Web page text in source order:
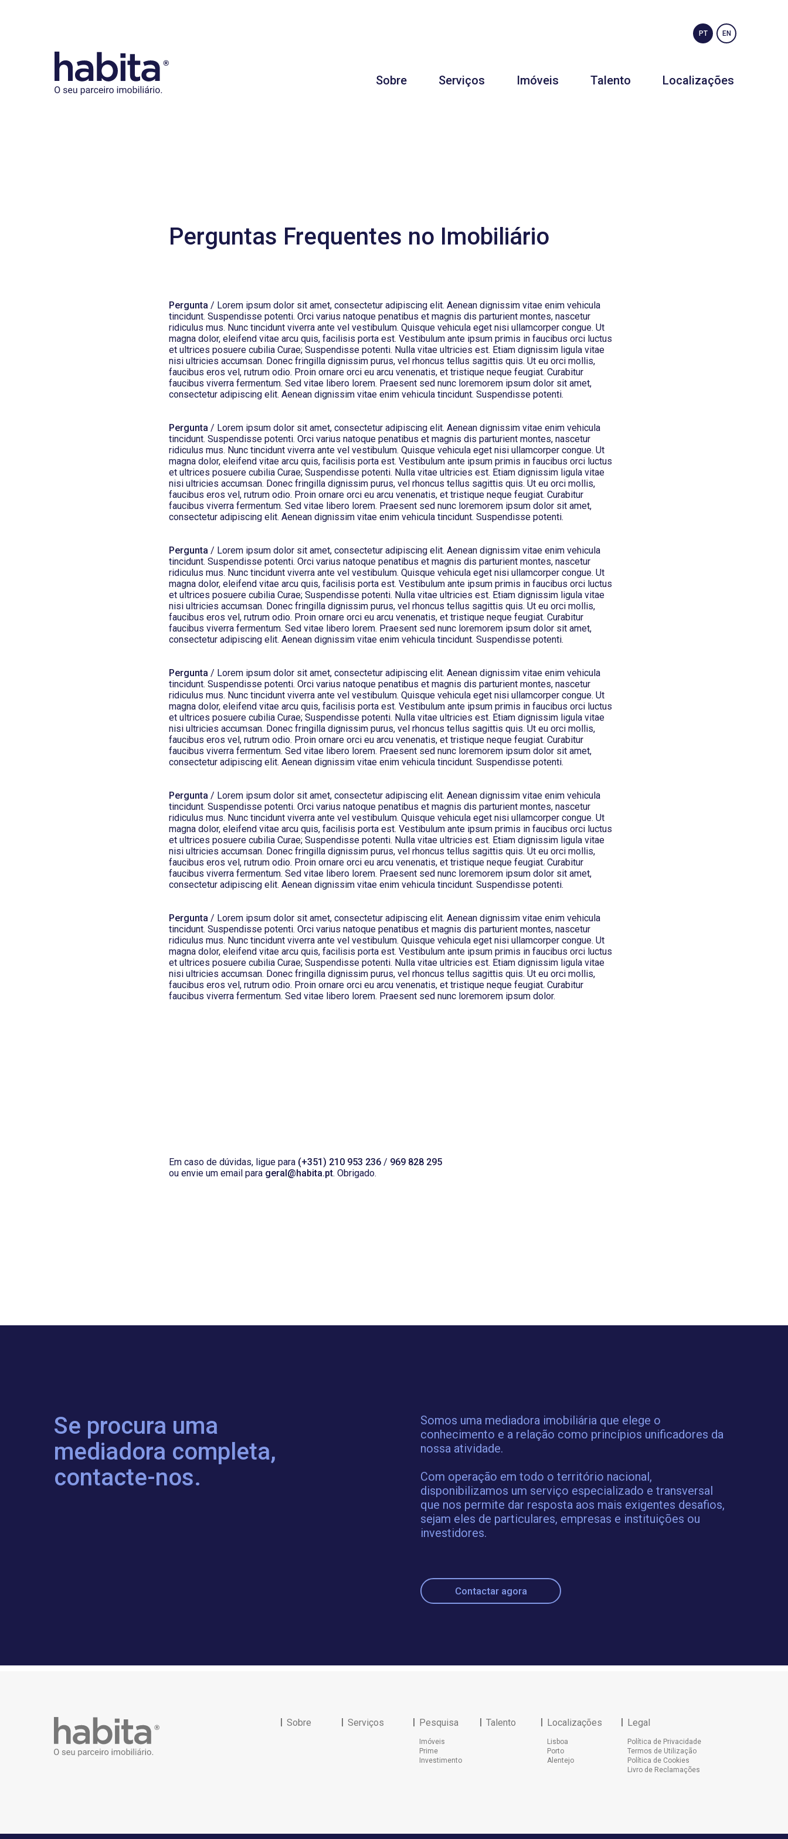
PT EN
Sobre Serviços Imóveis Talento Localizações
Perguntas Frequentes no Imobiliário
Pergunta / Lorem ipsum dolor sit amet, consectetur adipiscing elit. Aenean dignissim vitae enim vehicula
tincidunt. Suspendisse potenti. Orci varius natoque penatibus et magnis dis parturient montes, nascetur
ridiculus mus. Nunc tincidunt viverra ante vel vestibulum. Quisque vehicula eget nisi ullamcorper congue. Ut
magna dolor, eleifend vitae arcu quis, facilisis porta est. Vestibulum ante ipsum primis in faucibus orci luctus
et ultrices posuere cubilia Curae; Suspendisse potenti. Nulla vitae ultricies est. Etiam dignissim ligula vitae
nisi ultricies accumsan. Donec fringilla dignissim purus, vel rhoncus tellus sagittis quis. Ut eu orci mollis,
faucibus eros vel, rutrum odio. Proin ornare orci eu arcu venenatis, et tristique neque feugiat. Curabitur
faucibus viverra fermentum. Sed vitae libero lorem. Praesent sed nunc loremorem ipsum dolor sit amet,
consectetur adipiscing elit. Aenean dignissim vitae enim vehicula tincidunt. Suspendisse potenti.
Pergunta / Lorem ipsum dolor sit amet, consectetur adipiscing elit. Aenean dignissim vitae enim vehicula
tincidunt. Suspendisse potenti. Orci varius natoque penatibus et magnis dis parturient montes, nascetur
ridiculus mus. Nunc tincidunt viverra ante vel vestibulum. Quisque vehicula eget nisi ullamcorper congue. Ut
magna dolor, eleifend vitae arcu quis, facilisis porta est. Vestibulum ante ipsum primis in faucibus orci luctus
et ultrices posuere cubilia Curae; Suspendisse potenti. Nulla vitae ultricies est. Etiam dignissim ligula vitae
nisi ultricies accumsan. Donec fringilla dignissim purus, vel rhoncus tellus sagittis quis. Ut eu orci mollis,
faucibus eros vel, rutrum odio. Proin ornare orci eu arcu venenatis, et tristique neque feugiat. Curabitur
faucibus viverra fermentum. Sed vitae libero lorem. Praesent sed nunc loremorem ipsum dolor sit amet,
consectetur adipiscing elit. Aenean dignissim vitae enim vehicula tincidunt. Suspendisse potenti.
Pergunta / Lorem ipsum dolor sit amet, consectetur adipiscing elit. Aenean dignissim vitae enim vehicula
tincidunt. Suspendisse potenti. Orci varius natoque penatibus et magnis dis parturient montes, nascetur
ridiculus mus. Nunc tincidunt viverra ante vel vestibulum. Quisque vehicula eget nisi ullamcorper congue. Ut
magna dolor, eleifend vitae arcu quis, facilisis porta est. Vestibulum ante ipsum primis in faucibus orci luctus
et ultrices posuere cubilia Curae; Suspendisse potenti. Nulla vitae ultricies est. Etiam dignissim ligula vitae
nisi ultricies accumsan. Donec fringilla dignissim purus, vel rhoncus tellus sagittis quis. Ut eu orci mollis,
faucibus eros vel, rutrum odio. Proin ornare orci eu arcu venenatis, et tristique neque feugiat. Curabitur
faucibus viverra fermentum. Sed vitae libero lorem. Praesent sed nunc loremorem ipsum dolor sit amet,
consectetur adipiscing elit. Aenean dignissim vitae enim vehicula tincidunt. Suspendisse potenti.
Pergunta / Lorem ipsum dolor sit amet, consectetur adipiscing elit. Aenean dignissim vitae enim vehicula
tincidunt. Suspendisse potenti. Orci varius natoque penatibus et magnis dis parturient montes, nascetur
ridiculus mus. Nunc tincidunt viverra ante vel vestibulum. Quisque vehicula eget nisi ullamcorper congue. Ut
magna dolor, eleifend vitae arcu quis, facilisis porta est. Vestibulum ante ipsum primis in faucibus orci luctus
et ultrices posuere cubilia Curae; Suspendisse potenti. Nulla vitae ultricies est. Etiam dignissim ligula vitae
nisi ultricies accumsan. Donec fringilla dignissim purus, vel rhoncus tellus sagittis quis. Ut eu orci mollis,
faucibus eros vel, rutrum odio. Proin ornare orci eu arcu venenatis, et tristique neque feugiat. Curabitur
faucibus viverra fermentum. Sed vitae libero lorem. Praesent sed nunc loremorem ipsum dolor sit amet,
consectetur adipiscing elit. Aenean dignissim vitae enim vehicula tincidunt. Suspendisse potenti.
Pergunta / Lorem ipsum dolor sit amet, consectetur adipiscing elit. Aenean dignissim vitae enim vehicula
tincidunt. Suspendisse potenti. Orci varius natoque penatibus et magnis dis parturient montes, nascetur
ridiculus mus. Nunc tincidunt viverra ante vel vestibulum. Quisque vehicula eget nisi ullamcorper congue. Ut
magna dolor, eleifend vitae arcu quis, facilisis porta est. Vestibulum ante ipsum primis in faucibus orci luctus
et ultrices posuere cubilia Curae; Suspendisse potenti. Nulla vitae ultricies est. Etiam dignissim ligula vitae
nisi ultricies accumsan. Donec fringilla dignissim purus, vel rhoncus tellus sagittis quis. Ut eu orci mollis,
faucibus eros vel, rutrum odio. Proin ornare orci eu arcu venenatis, et tristique neque feugiat. Curabitur
faucibus viverra fermentum. Sed vitae libero lorem. Praesent sed nunc loremorem ipsum dolor sit amet,
consectetur adipiscing elit. Aenean dignissim vitae enim vehicula tincidunt. Suspendisse potenti.
Pergunta / Lorem ipsum dolor sit amet, consectetur adipiscing elit. Aenean dignissim vitae enim vehicula
tincidunt. Suspendisse potenti. Orci varius natoque penatibus et magnis dis parturient montes, nascetur
ridiculus mus. Nunc tincidunt viverra ante vel vestibulum. Quisque vehicula eget nisi ullamcorper congue. Ut
magna dolor, eleifend vitae arcu quis, facilisis porta est. Vestibulum ante ipsum primis in faucibus orci luctus
et ultrices posuere cubilia Curae; Suspendisse potenti. Nulla vitae ultricies est. Etiam dignissim ligula vitae
nisi ultricies accumsan. Donec fringilla dignissim purus, vel rhoncus tellus sagittis quis. Ut eu orci mollis,
faucibus eros vel, rutrum odio. Proin ornare orci eu arcu venenatis, et tristique neque feugiat. Curabitur
faucibus viverra fermentum. Sed vitae libero lorem. Praesent sed nunc loremorem ipsum dolor.
Em caso de dúvidas, ligue para (+351) 210 953 236 / 969 828 295
ou envie um email para geral@habita.pt. Obrigado.
Se procura uma
mediadora completa,
contacte-nos.
Somos uma mediadora imobiliária que elege o
conhecimento e a relação como princípios unificadores da
nossa atividade.
Com operação em todo o território nacional,
disponibilizamos um serviço especializado e transversal
que nos permite dar resposta aos mais exigentes desafios,
sejam eles de particulares, empresas e instituições ou
investidores.
Contactar agora
Sobre Serviços Pesquisa
Imóveis
Prime
Investimento
Talento Localizações
Lisboa
Porto
Alentejo
Legal
Política de Privacidade
Termos de Utilização
Política de Cookies
Livro de Reclamações